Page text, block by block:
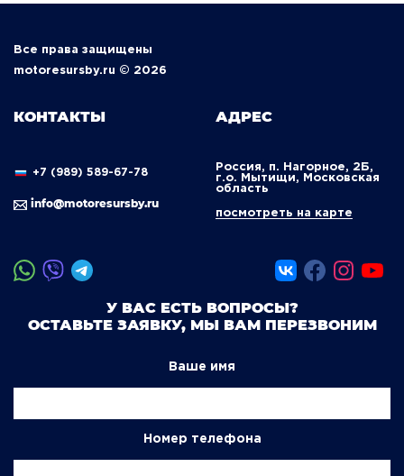
Все права защищены
motoresursby.ru © 2026
КОНТАКТЫ
+7 (989) 589-67-78
info@motoresursby.ru
АДРЕС
Россия, п. Нагорное, 2Б,
г.о. Мытищи, Московская
область
посмотреть на карте
У ВАС ЕСТЬ ВОПРОСЫ?
ОСТАВЬТЕ ЗАЯВКУ, МЫ ВАМ ПЕРЕЗВОНИМ
Ваше имя
Номер телефона